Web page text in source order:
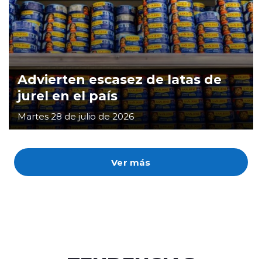
Ver más
Advierten escasez de latas de
jurel en el país
Martes 28 de julio de 2026